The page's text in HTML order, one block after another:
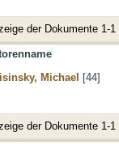
der Dokumente 1-1
Michael [44]
der Dokumente 1-1